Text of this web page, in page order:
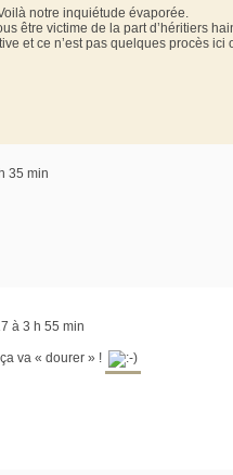
notre inquiétude évaporée.
être victime de la part d’héritiers
et ce n’est pas quelques procès
35 min
à 3 h 55 min
va « dourer » !